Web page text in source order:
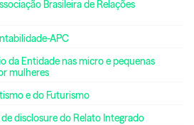
Brasileira de Relações
APC
da Entidade nas micro e pequenas
mulheres
e do Futurismo
disclosure do Relato Integrado